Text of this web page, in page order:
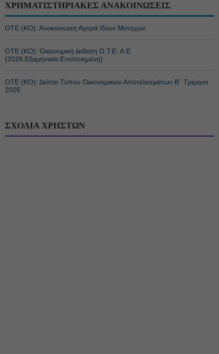
ΧΡΗΜΑΤΙΣΤΗΡΙΑΚΕΣ ΑΝΑΚΟΙΝΩΣΕΙΣ
ΟΤΕ (ΚΟ): Ανακοίνωση Αγορά Ιδίων Μετοχών
ΟΤΕ (ΚΟ): Οικονομική έκθεση Ο.Τ.Ε. Α.Ε.
(2026,Εξαμηνιαία,Ενοποιημένη)
ΟΤΕ (ΚΟ): Δελτίο Τύπου Οικονομικών Αποτελεσμάτων Β΄ Τρίμηνο
2026
ΣΧΟΛΙΑ ΧΡΗΣΤΩΝ